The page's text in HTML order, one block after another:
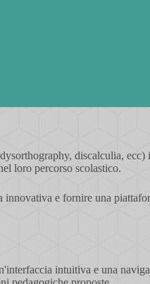
discalculia,
loro percorso scolastico.
e fornire una
intuitiva e una